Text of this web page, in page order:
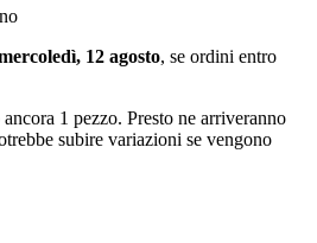
12 agosto, se ordini entro
1 pezzo. Presto ne arriveranno
subire variazioni se vengono